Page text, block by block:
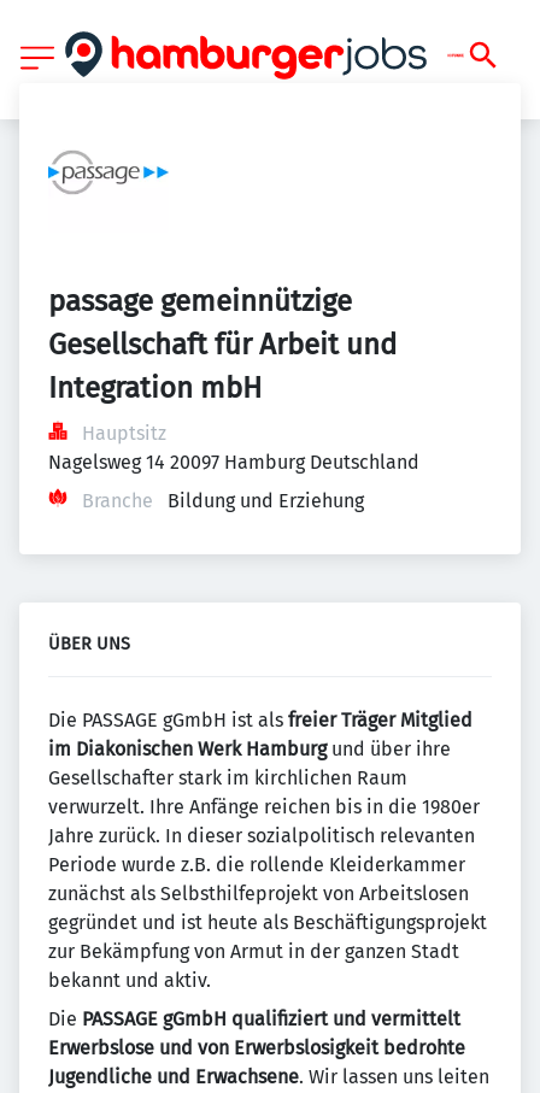
passage gemeinnützige
Gesellschaft für Arbeit und
Integration mbH
Hauptsitz
Nagelsweg 14 20097 Hamburg Deutschland
Branche
Bildung und Erziehung
ÜBER UNS
Die PASSAGE gGmbH ist als freier Träger Mitglied
im Diakonischen Werk Hamburgund über ihre
Gesellschafter stark im kirchlichen Raum
verwurzelt. Ihre Anfänge reichen bis in die 1980er
Jahre zurück. In dieser sozialpolitisch relevanten
Periode wurde z.B. die rollende Kleiderkammer
zunächst als Selbsthilfeprojekt von Arbeitslosen
gegründet und ist heute als Beschäftigungsprojekt
zur Bekämpfung von Armut in der ganzen Stadt
bekannt und aktiv.
Die PASSAGE gGmbH qualifiziert und vermittelt
Erwerbslose und von Erwerbslosigkeit bedrohte
Jugendliche und Erwachsene. Wir lassen uns leiten